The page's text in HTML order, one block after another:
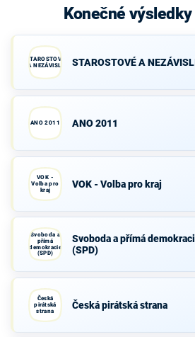
Konečné
STAROSTOVÉ
A NEZÁVISLÍ
STAROSTOVÉ A
ANO 2011 ANO 2011
VOK -
Volba pro
kraj
VOK - Volba pro kraj
Svoboda a
přímá
demokracie
(SPD)
Svoboda a přímá
(SPD)
Česká
pirátská
strana
Česká pirátská strana